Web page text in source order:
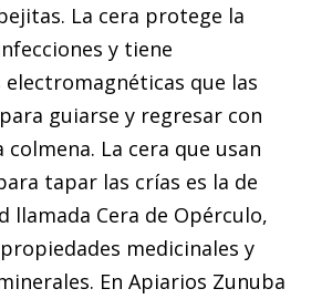
La cera protege la
y tiene
que las
guiarse y regresar con
La cera que usan
tapar las crías es la de
llamada Cera de Opérculo,
medicinales y
En Apiarios Zunuba